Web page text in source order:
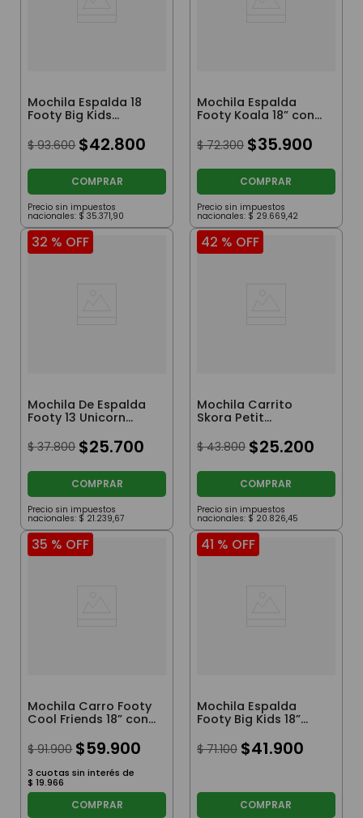
Mochila Espalda 18
Footy Big Kids
Plata
$ 93.600 $42.800
COMPRAR
Precio sin impuestos
nacionales: $ 35.371,90
Mochila Espalda
Footy Koala 18” con
$ 72.300 $35.900
COMPRAR
Precio sin impuestos
nacionales: $ 29.669,42
32 % OFF
Mochila De Espalda
Footy 13 Unicorn
Wings Con Luz Led A
Pila Rosa Y Violeta
$ 37.800 $25.700
COMPRAR
Precio sin impuestos
nacionales: $ 21.239,67
42 % OFF
Mochila Carrito
Skora Petit
Fútbol De 12 Pulgadas
$ 43.800 $25.200
COMPRAR
Precio sin impuestos
nacionales: $ 20.826,45
35 % OFF
Mochila Carro Footy
Cool Friends 18” con
$ 91.900 $59.900
3 cuotas sin interés de
$ 19.966
COMPRAR
41 % OFF
Mochila Espalda
Footy Big Kids 18”
$ 71.100 $41.900
COMPRAR